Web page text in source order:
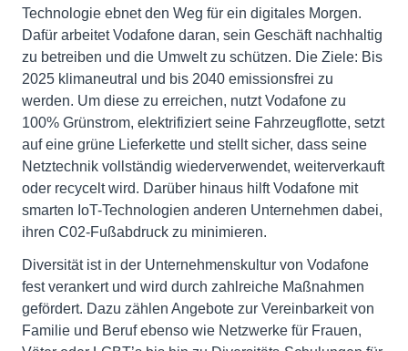
Technologie ebnet den Weg für ein digitales Morgen.
Dafür arbeitet Vodafone daran, sein Geschäft nachhaltig
zu betreiben und die Umwelt zu schützen. Die Ziele: Bis
2025 klimaneutral und bis 2040 emissionsfrei zu
werden. Um diese zu erreichen, nutzt Vodafone zu
100% Grünstrom, elektrifiziert seine Fahrzeugflotte, setzt
auf eine grüne Lieferkette und stellt sicher, dass seine
Netztechnik vollständig wiederverwendet, weiterverkauft
oder recycelt wird. Darüber hinaus hilft Vodafone mit
smarten IoT-Technologien anderen Unternehmen dabei,
ihren C02-Fußabdruck zu minimieren.
Diversität ist in der Unternehmenskultur von Vodafone
fest verankert und wird durch zahlreiche Maßnahmen
gefördert. Dazu zählen Angebote zur Vereinbarkeit von
Familie und Beruf ebenso wie Netzwerke für Frauen,